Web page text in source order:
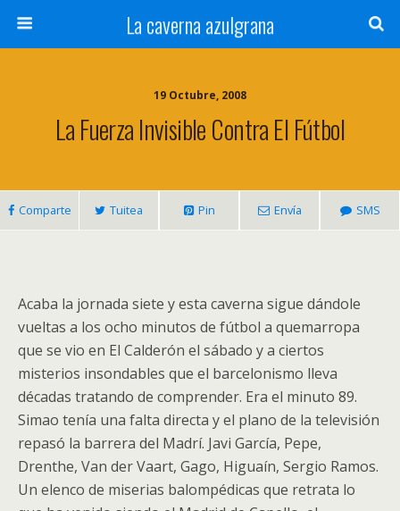
La caverna azulgrana
19 Octubre, 2008
La Fuerza Invisible Contra El Fútbol
Comparte Tuitea Pin Envía SMS
Acaba la jornada siete y esta caverna sigue dándole
vueltas a los ocho minutos de fútbol a quemarropa
que se vio en El Calderón el sábado y a ciertos
misterios insondables que el barcelonismo lleva
décadas tratando de comprender. Era el minuto 89.
Simao tenía una falta directa y el plano de la televisión
repasó la barrera del Madrí. Javi García, Pepe,
Drenthe, Van der Vaart, Gago, Higuaín, Sergio Ramos.
Un elenco de miserias balompédicas que retrata lo